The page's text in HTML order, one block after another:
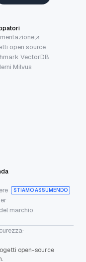
open source
VectorDB
Milvus
STIAMO ASSUMENDO
marchio
·
open-source